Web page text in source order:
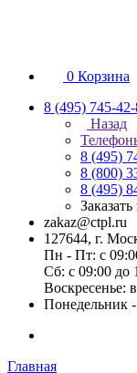
0 Корзина
8 (495) 745-42-
Назад
8 (495)
8 (800)
8 (495)
zakaz@ctpl.ru
127644, г.
Пн - Пт: с
Сб: с 09:00 до
Воскресенье:
Понедельник
Главная